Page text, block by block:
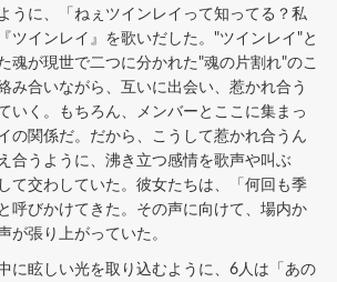
うに、「ねぇツインレイって知ってる？私
ツインレイ』を歌いだした。"ツインレイ"と
魂が現世で二つに分かれた"魂の片割れ"のこ
み合いながら、互いに出会い、惹かれ合う
いく。もちろん、メンバーとここに集まっ
の関係だ。だから、こうして惹かれ合うん
合うように、沸き立つ感情を歌声や叫ぶ
て交わしていた。彼女たちは、「何回も季
呼びかけてきた。その声に向けて、場内か
が張り上がっていた。
に眩しい光を取り込むように、6人は「あの